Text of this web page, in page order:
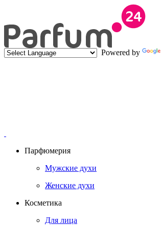
Powered by
Парфюмерия
Мужские духи
Женские духи
Косметика
Для лица